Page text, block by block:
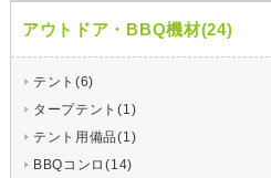
アウトドア・BBQ機材(24)
テント(6)
タープテント(1)
テント用備品(1)
BBQコンロ(14)